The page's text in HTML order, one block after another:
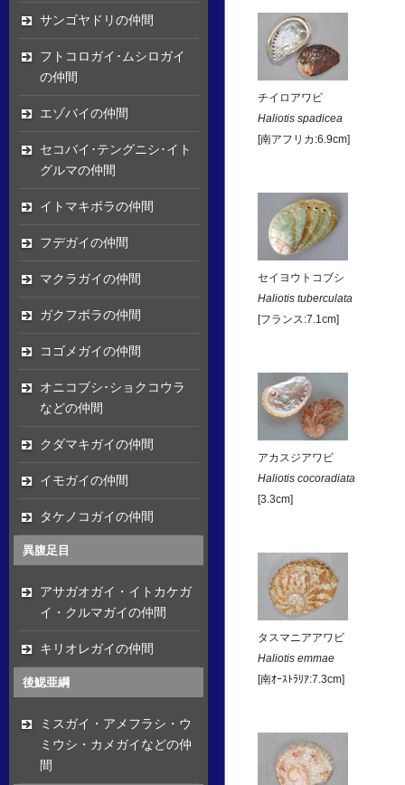
チイロアワビ
Haliotis spadicea
[南アフリカ:6.9cm]
セイヨウトコブシ
Haliotis tuberculata
[フランス:7.1cm]
アカスジアワビ
Haliotis cocoradiata
[3.3cm]
タスマニアアワビ
Haliotis emmae
[南ｵｰｽﾄﾗﾘｱ:7.3cm]
サンゴヤドリの仲間
フトコロガイ･ムシロガイ
の仲間
エゾバイの仲間
セコバイ･テングニシ･イト
グルマの仲間
イトマキボラの仲間
フデガイの仲間
マクラガイの仲間
ガクフボラの仲間
コゴメガイの仲間
オニコブシ･ショクコウラ
などの仲間
クダマキガイの仲間
イモガイの仲間
タケノコガイの仲間
異腹足目
アサガオガイ・イトカケガ
イ・クルマガイの仲間
キリオレガイの仲間
後鰓亜綱
ミスガイ・アメフラシ・ウ
ミウシ・カメガイなどの仲
間